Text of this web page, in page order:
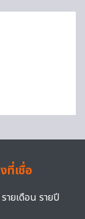
ที่เชื่อ
ายเดือน รายปี